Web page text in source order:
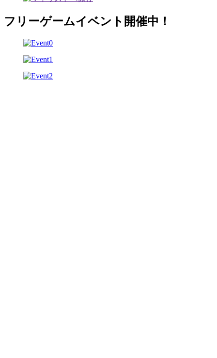
フリーゲームイベント開催中！